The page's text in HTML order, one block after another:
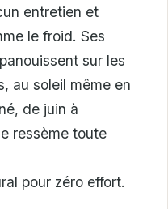
entretien et
le froid. Ses
sur les
au soleil même en
de juin à
ressème toute
pour zéro effort.